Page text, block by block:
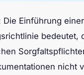
Einführung
bedeutet,
nicht